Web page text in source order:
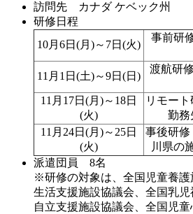
訪問先 カナダ ケベック州
研修日程
10月 6日 (月 )～ 7日 (火)
事前研
11月 1 日 (土)～9日 (日 )
渡航研
11月 17日 (月 )～ 18日
(火)
リモー
勤務
11月 24日 (月 )～25日
(火)
事後研修
川県の
派遣団員 8名
※研修の対象は、全国児童養護
生活支援施設協議会、全国乳
自立支援施設協議会、全国児童